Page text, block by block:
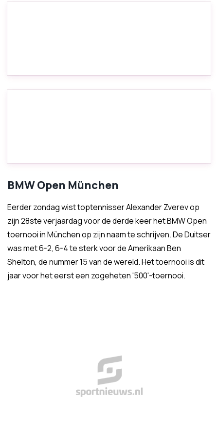
BMW Open München
Eerder zondag wist toptennisser Alexander Zverev op
zijn 28ste verjaardag voor de derde keer het BMW Open
toernooi in München op zijn naam te schrijven. De Duitser
was met 6-2, 6-4 te sterk voor de Amerikaan Ben
Shelton, de nummer 15 van de wereld. Het toernooi is dit
jaar voor het eerst een zogeheten '500'-toernooi.